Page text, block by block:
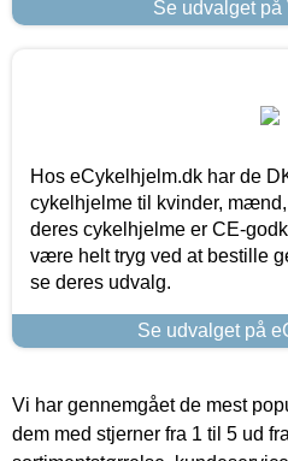
Se udvalget på
Hos eCykelhjelm.dk har de
cykelhjelme til kvinder,
deres cykelhjelme er CE-
være helt tryg ved at bestille
se deres udvalg.
Se udvalget på
Vi har gennemgået de mest
dem med stjerner fra 1 til 5 ud